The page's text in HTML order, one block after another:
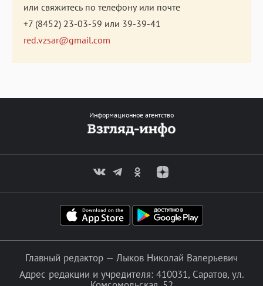
или свяжитесь по телефону или почте
+7 (8452) 23-03-59 или 39-39-41
red.vzsar@gmail.com
Информационное агентство
Главный редактор — Лыков Николай Валерьевич
Адрес редакции и учредителя: 410031, Саратов, ул.